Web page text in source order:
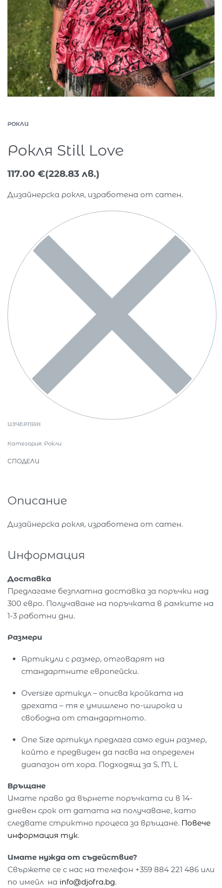
РОКЛИ
Рокля Still Love
117.00 €(228.83 лв.)
Дизайнерска рокля, изработена от сатен.
ИЗЧЕРПАН
Категория: Рокли
СПОДЕЛИ
Описание
Дизайнерска рокля, изработена от сатен.
Информация
Доставка
Предлагаме безплатна доставка за поръчки над
300 евро. Получаване на поръчката в рамките на
1-3 работни дни.
Размери
Артикули с размер, отговарят на
стандартните европейски.
Oversize артикул – описва кройката на
дрехата – тя е умишлено по-широка и
свободна от стандартното.
One Size артикул предлага само един размер,
който е предвиден да пасва на определен
диапазон от хора. Подходящ за S, M, L
Връщане
Имате право да върнете поръчката си в 14-
дневен срок от датата на получаване, като
следвате стриктно процеса за връщане. Повече
информация тук.
Имате нужда от съдействие?
Свържете се с нас на телефон +359 884 221 486 или
по имейл на info@djofra.bg.